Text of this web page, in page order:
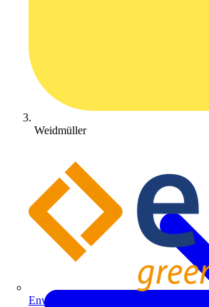
Enwitec
Weidmüller